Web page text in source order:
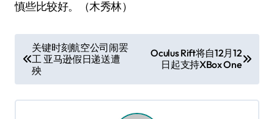
慎些比较好。（木秀林）
章
导
航
关键时刻航空公司闹罢
工 亚马逊假日递送遭
殃
Oculus Rift将自12月12
日起支持XBox One